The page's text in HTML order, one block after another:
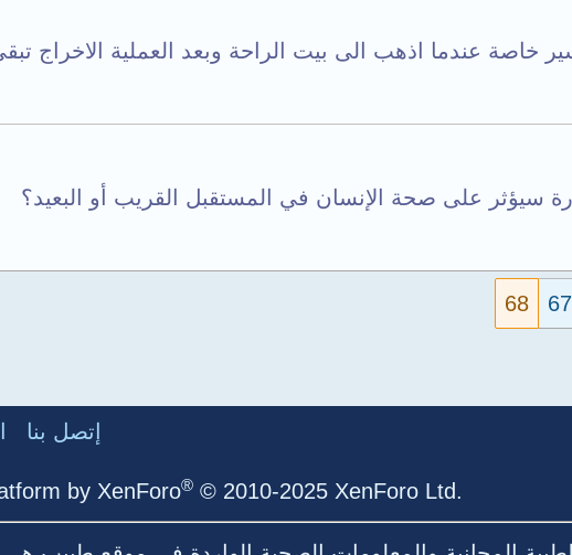
خاصة عندما اذهب الى بيت الراحة وبعد العملية الاخراج
سيؤثر على صحة الإنسان في المستقبل القريب أو البعيد؟
67
68
إتصل بنا
by XenForo® © 2010-2025 XenForo Ltd.